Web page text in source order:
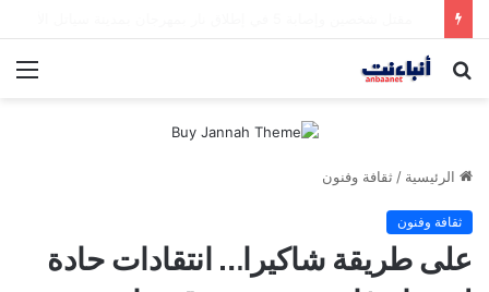
بحث
الرئيسية / ثقافة وفنون
ثقافة وفنون
على طريقة شاكيرا… انتقادات حادة